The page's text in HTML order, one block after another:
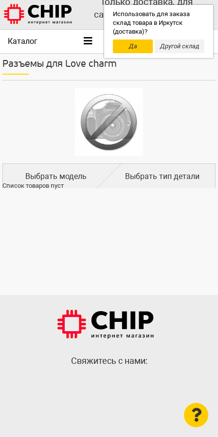
Использовать для заказа
склад товара в Иркутск
(доставка)?
Да
Другой склад
самовывоза выбирайте
другой склад!
Каталог
Разъемы для Love charm
Выбрать модель Выбрать тип детали
Список товаров пуст
Cвяжитесь с нами: